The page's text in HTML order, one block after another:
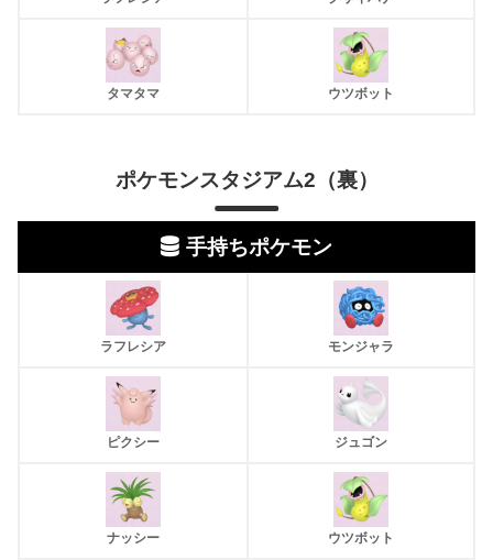
タマタマ ウツボット
ポケモンスタジアム2 （裏）
手持ちポケモン
ラフレシア モンジャラ
ピクシー ジュゴン
ナッシー ウツボット